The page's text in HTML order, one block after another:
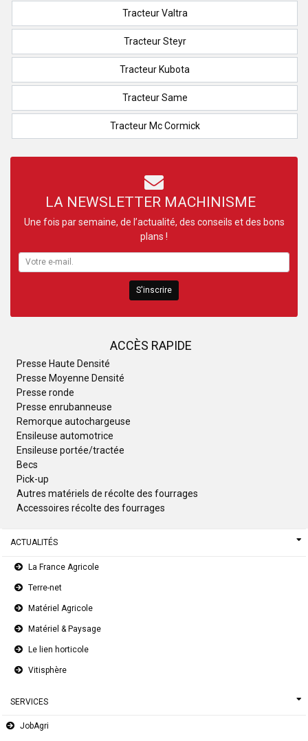
ACCÈS RAPIDE
Presse Haute Densité
Presse Moyenne Densité
Presse ronde
Presse enrubanneuse
Remorque autochargeuse
Ensileuse automotrice
Ensileuse portée/tractée
Becs
Pick-up
Autres matériels de récolte des fourrages
Accessoires récolte des fourrages
Tracteur Valtra
Tracteur Steyr
Tracteur Kubota
Tracteur Same
Tracteur Mc Cormick
LA NEWSLETTER MACHINISME
Une fois par semaine, de l’actualité, des conseils et des bons
plans !
S'inscrire
ACTUALITÉS
La France Agricole
Terre-net
Matériel Agricole
Matériel & Paysage
Le lien horticole
Vitisphère
SERVICES
JobAgri